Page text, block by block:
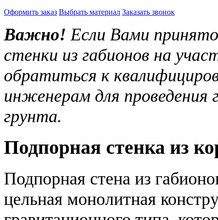
Оформить заказ Выбрать материал Заказать звонок
Важно! Если Вами
стенки из габионов на
обратиться к
инженерам для проведения
грунта.
Подпорная стенка из
Подпорная стена из
цельная монолитная